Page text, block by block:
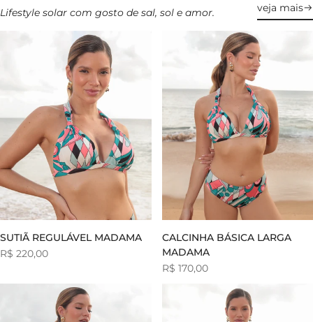
Lifestyle solar com gosto de sal, sol e amor. veja mais
SUTIÃ REGULÁVEL MADAMA
Preço
R$ 220,00
CALCINHA BÁSICA LARGA
MADAMA
Preço
R$ 170,00